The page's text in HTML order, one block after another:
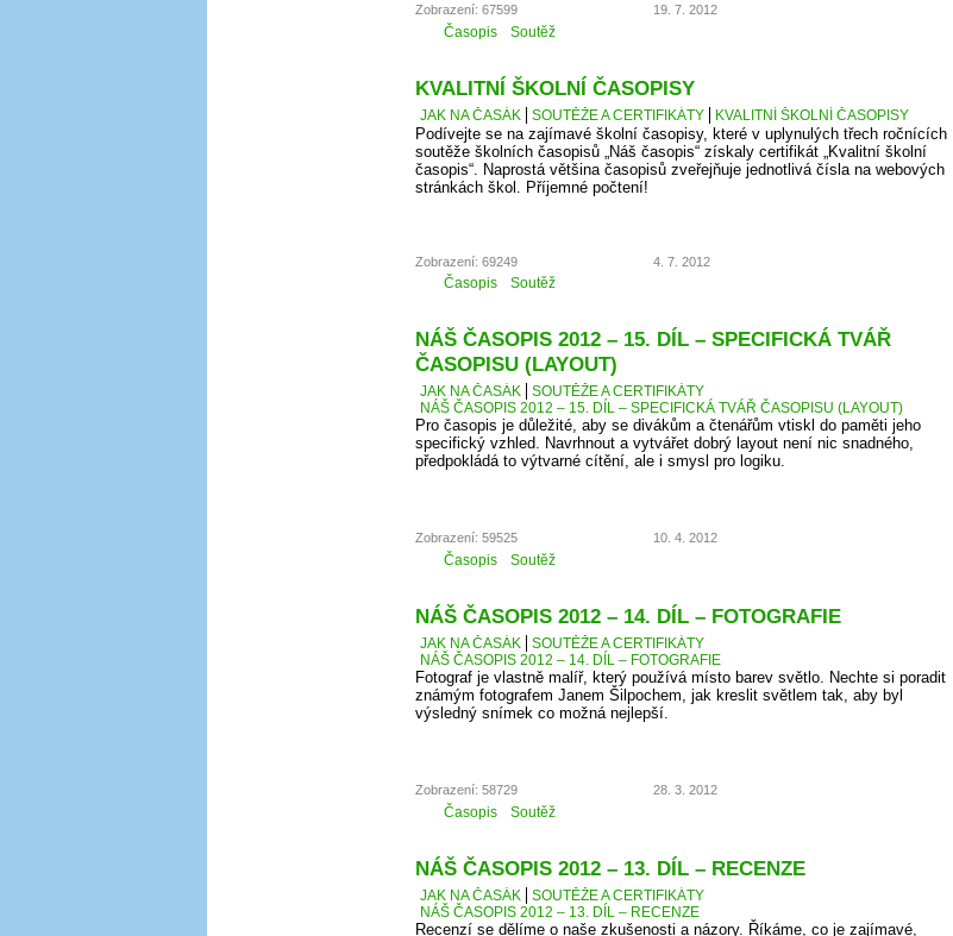
Zobrazení: 67599 19. 7. 2012
Časopis Soutěž
KVALITNÍ ŠKOLNÍ ČASOPISY
JAK NA ČASÁK SOUTĚŽE A CERTIFIKÁTY KVALITNÍ ŠKOLNÍ ČASOPISY
Podívejte se na zajímavé školní časopisy, které v uplynulých třech ročnících
soutěže školních časopisů „Náš časopis“ získaly certifikát „Kvalitní školní
časopis“. Naprostá většina časopisů zveřejňuje jednotlivá čísla na webových
stránkách škol. Příjemné počtení!
Zobrazení: 69249 4. 7. 2012
Časopis Soutěž
NÁŠ ČASOPIS 2012 – 15. DÍL – SPECIFICKÁ TVÁŘ
ČASOPISU (LAYOUT)
JAK NA ČASÁK
SOUTĚŽE A CERTIFIKÁTY
NÁŠ ČASOPIS 2012 – 15. DÍL – SPECIFICKÁ TVÁŘ ČASOPISU (LAYOUT)
Pro časopis je důležité, aby se divákům a čtenářům vtiskl do paměti jeho
specifický vzhled. Navrhnout a vytvářet dobrý layout není nic snadného,
předpokládá to výtvarné cítění, ale i smysl pro logiku.
Zobrazení: 59525 10. 4. 2012
Časopis Soutěž
NÁŠ ČASOPIS 2012 – 14. DÍL – FOTOGRAFIE
JAK NA ČASÁK
SOUTĚŽE A CERTIFIKÁTY
NÁŠ ČASOPIS 2012 – 14. DÍL – FOTOGRAFIE
Fotograf je vlastně malíř, který používá místo barev světlo. Nechte si poradit
známým fotografem Janem Šilpochem, jak kreslit světlem tak, aby byl
výsledný snímek co možná nejlepší.
Zobrazení: 58729 28. 3. 2012
Časopis Soutěž
NÁŠ ČASOPIS 2012 – 13. DÍL – RECENZE
JAK NA ČASÁK
SOUTĚŽE A CERTIFIKÁTY
NÁŠ ČASOPIS 2012 – 13. DÍL – RECENZE
Recenzí se dělíme o naše zkušenosti a názory. Říkáme, co je zajímavé,